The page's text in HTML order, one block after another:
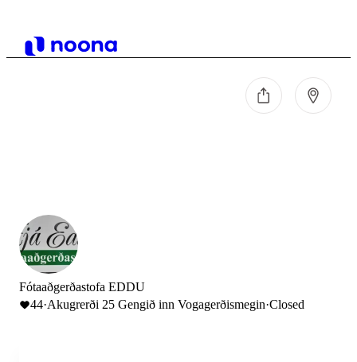
Fótaaðgerðastofa EDDU
44·Akugrerði 25 Gengið inn Vogagerðismegin·Closed